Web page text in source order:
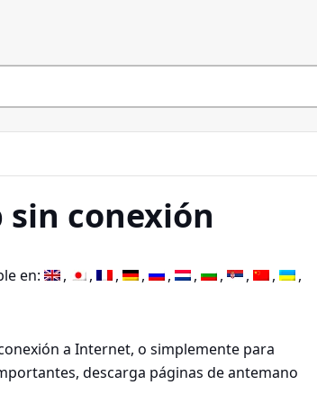
sin conexión
en:
a Internet, o simplemente para
descarga páginas de antemano